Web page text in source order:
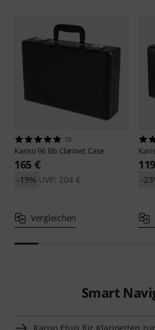
15
Kariso 96 Bb Clarinet Case
165 €
UVP: 204 €
-19%
Vergleichen
-
Smart